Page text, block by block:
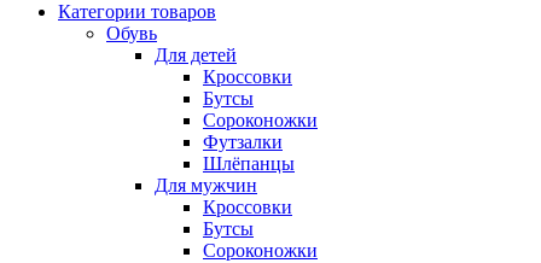
Категории товаров
Обувь
Для детей
Кроссовки
Бутсы
Сороконожки
Футзалки
Шлёпанцы
Для мужчин
Кроссовки
Бутсы
Сороконожки